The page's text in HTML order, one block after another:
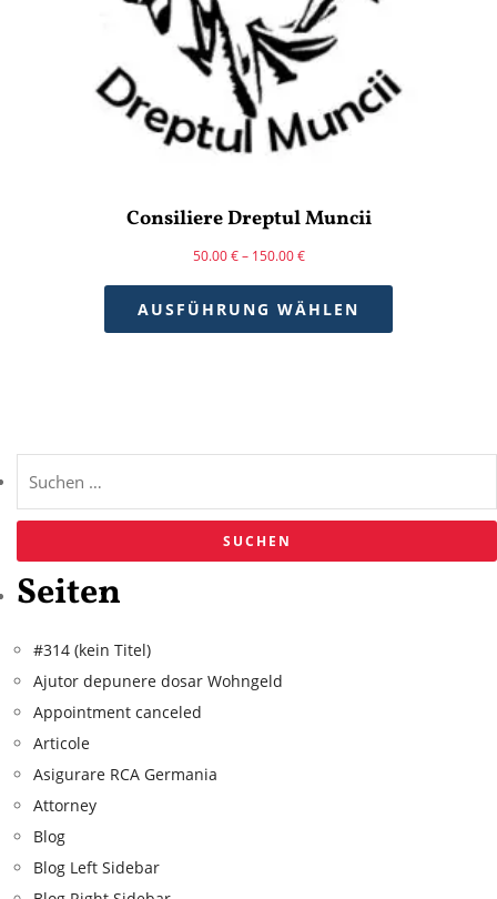
Consiliere Dreptul Muncii
50.00€ – 150.00€
AUSFÜHRUNG WÄHLEN
Seiten
#314 (kein Titel)
Ajutor depunere dosar Wohngeld
Appointment canceled
Articole
Asigurare RCA Germania
Attorney
Blog
Blog Left Sidebar